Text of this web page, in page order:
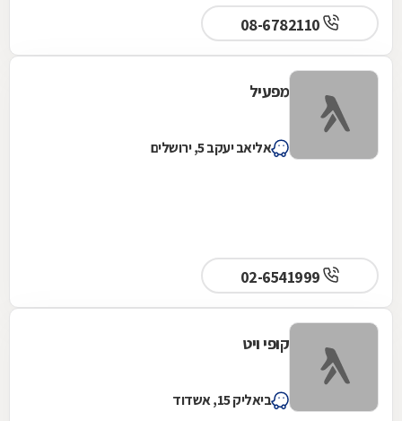
08-6782110
מפעיל
אליאב יעקב 5, ירושלים
02-6541999
קופי ויט
ביאליק 15, אשדוד